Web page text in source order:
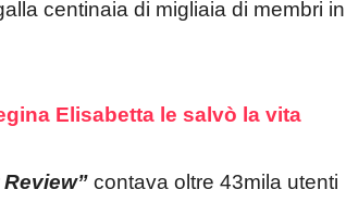
centinaia di migliaia di membri in
Elisabetta le salvò la vita
contava oltre 43mila utenti